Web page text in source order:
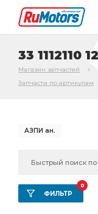
33 1112110 12
Магазин запчастей
Запчасти по артикулам
АЗПИ ан.
ФИЛЬТР
0